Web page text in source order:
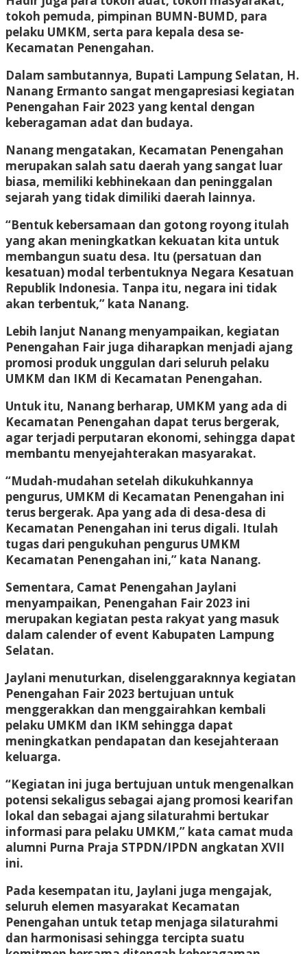
tokoh pemuda, pimpinan BUMN-BUMD, para
pelaku UMKM, serta para kepala desa se-
Kecamatan Penengahan.
Dalam sambutannya, Bupati Lampung Selatan, H.
Nanang Ermanto sangat mengapresiasi kegiatan
Penengahan Fair 2023 yang kental dengan
keberagaman adat dan budaya.
Nanang mengatakan, Kecamatan Penengahan
merupakan salah satu daerah yang sangat luar
biasa, memiliki kebhinekaan dan peninggalan
sejarah yang tidak dimiliki daerah lainnya.
“Bentuk kebersamaan dan gotong royong itulah
yang akan meningkatkan kekuatan kita untuk
membangun suatu desa. Itu (persatuan dan
kesatuan) modal terbentuknya Negara Kesatuan
Republik Indonesia. Tanpa itu, negara ini tidak
akan terbentuk,” kata Nanang.
Lebih lanjut Nanang menyampaikan, kegiatan
Penengahan Fair juga diharapkan menjadi ajang
promosi produk unggulan dari seluruh pelaku
UMKM dan IKM di Kecamatan Penengahan.
Untuk itu, Nanang berharap, UMKM yang ada di
Kecamatan Penengahan dapat terus bergerak,
agar terjadi perputaran ekonomi, sehingga dapat
membantu menyejahterakan masyarakat.
“Mudah-mudahan setelah dikukuhkannya
pengurus, UMKM di Kecamatan Penengahan ini
terus bergerak. Apa yang ada di desa-desa di
Kecamatan Penengahan ini terus digali. Itulah
tugas dari pengukuhan pengurus UMKM
Kecamatan Penengahan ini,” kata Nanang.
Sementara, Camat Penengahan Jaylani
menyampaikan, Penengahan Fair 2023 ini
merupakan kegiatan pesta rakyat yang masuk
dalam calender of event Kabupaten Lampung
Selatan.
Jaylani menuturkan, diselenggaraknnya kegiatan
Penengahan Fair 2023 bertujuan untuk
menggerakkan dan menggairahkan kembali
pelaku UMKM dan IKM sehingga dapat
meningkatkan pendapatan dan kesejahteraan
keluarga.
“Kegiatan ini juga bertujuan untuk mengenalkan
potensi sekaligus sebagai ajang promosi kearifan
lokal dan sebagai ajang silaturahmi bertukar
informasi para pelaku UMKM,” kata camat muda
alumni Purna Praja STPDN/IPDN angkatan XVII
ini.
Pada kesempatan itu, Jaylani juga mengajak,
seluruh elemen masyarakat Kecamatan
Penengahan untuk tetap menjaga silaturahmi
dan harmonisasi sehingga tercipta suatu